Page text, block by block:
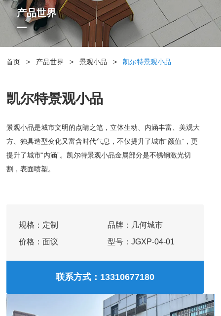
产品世界
首页 > 产品世界 > 景观小品 > 凯尔特景观小品
凯尔特景观小品
景观小品是城市文明的点睛之笔，立体生动、内涵丰富、美观大
方、独具造型变化又富含时代气息，不仅提升了城市“颜值”，更
提升了城市“内涵”。凯尔特景观小品金属部分是不锈钢激光切
割，表面喷塑。
规格： 定制 品牌： 几何城市
价格：面议 型号：JGXP-04-01
联系方式：13310677180